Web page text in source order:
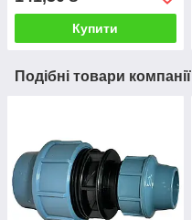
Купити
Подібні товари компанії